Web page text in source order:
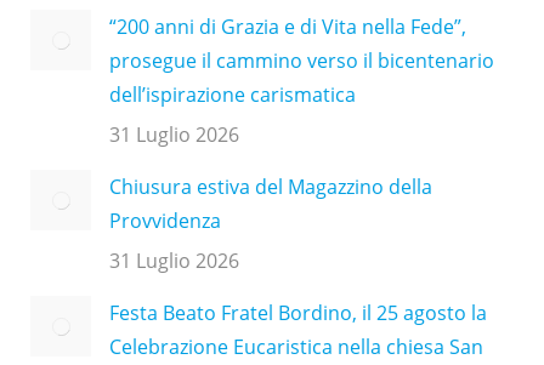
“200 anni di Grazia e di Vita nella Fede”,
prosegue il cammino verso il bicentenario
dell’ispirazione carismatica
31 Luglio 2026
Chiusura estiva del Magazzino della
Provvidenza
31 Luglio 2026
Festa Beato Fratel Bordino, il 25 agosto la
Celebrazione Eucaristica nella chiesa San